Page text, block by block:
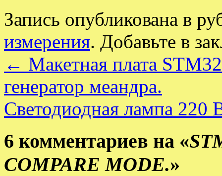
Запись опубликована в
измерения. Добавьте в
← Макетная плата
генератор меандра.
Светодиодная лампа 220
6 комментариев на «
COMPARE MODE.»